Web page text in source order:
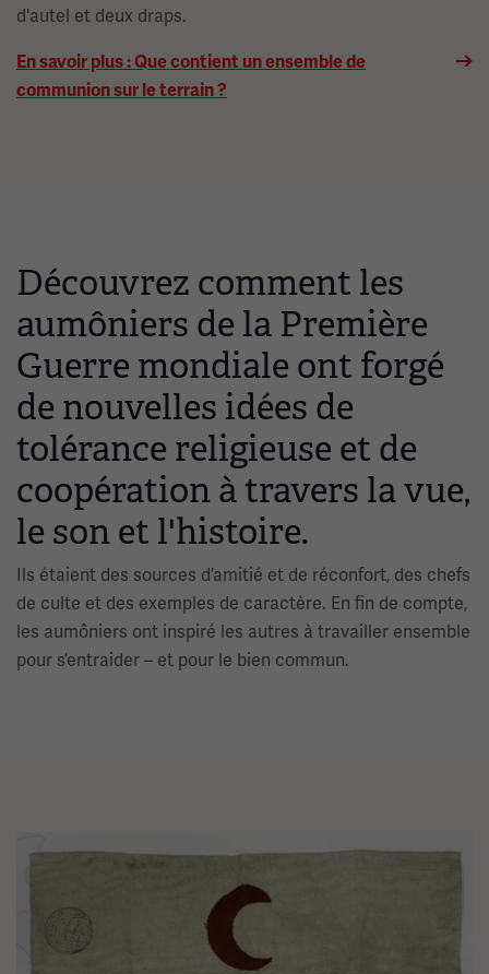
d'autel et deux draps.
En savoir plus : Que contient un ensemble de
communion sur le terrain ?
Découvrez comment les
aumôniers de la Première
Guerre mondiale ont forgé
de nouvelles idées de
tolérance religieuse et de
coopération à travers la vue,
le son et l'histoire.
Ils étaient des sources d’amitié et de réconfort, des chefs
de culte et des exemples de caractère. En fin de compte,
les aumôniers ont inspiré les autres à travailler ensemble
pour s’entraider – et pour le bien commun.